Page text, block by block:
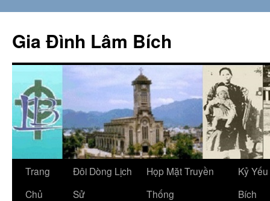
content
Gia Đình Lâm Bích
Trang
Chủ
Đôi Dòng Lịch
Sử
Họp Mặt Truyền
Thống
Kỷ
Bích